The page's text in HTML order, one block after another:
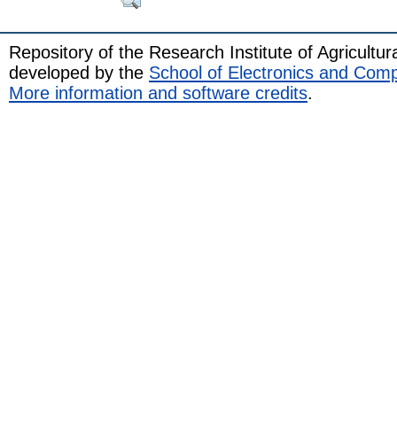
Repository of the Research Institute of
developed by the School of Electronics and
More information and software credits.